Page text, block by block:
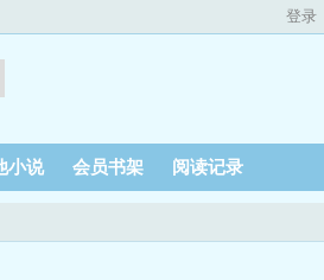
登录
小说 会员书架 阅读记录